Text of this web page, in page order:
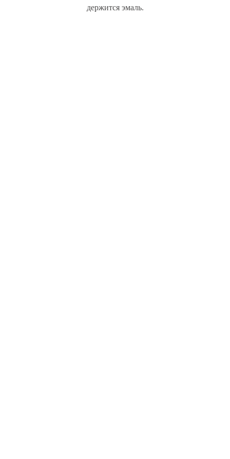
держится эмаль.